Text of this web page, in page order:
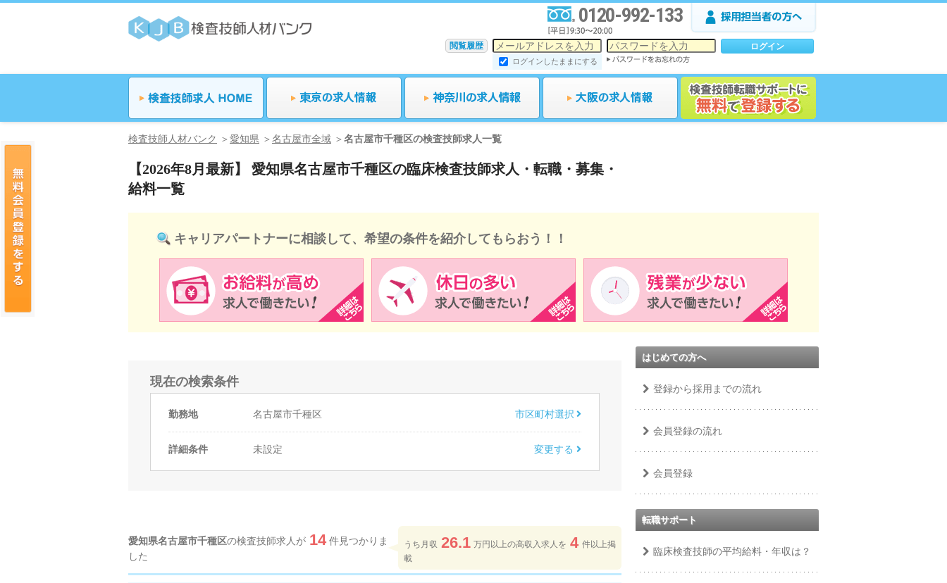
0120-992-133
閲覧履歴
ログインしたままにする
検査技師人材バンク 愛知県 名古屋市全域 名古屋市千種区の検査技師求人一覧
【2026年8月最新】 愛知県名古屋市千種区の臨床検査技師求人・転職・募集・
給料一覧
キャリアパートナーに相談して、希望の条件を紹介してもらおう！！
現在の検索条件
勤務地 名古屋市千種区 市区町村選択
詳細条件 未設定 変更する
愛知県名古屋市千種区の検査技師求人が 14 件見つかりま
した
うち月収 26.1 万円以上の高収入求人を 4 件以上掲
載
はじめての方へ
登録から採用までの流れ
会員登録の流れ
会員登録
転職サポート
臨床検査技師の平均給料・年収は？